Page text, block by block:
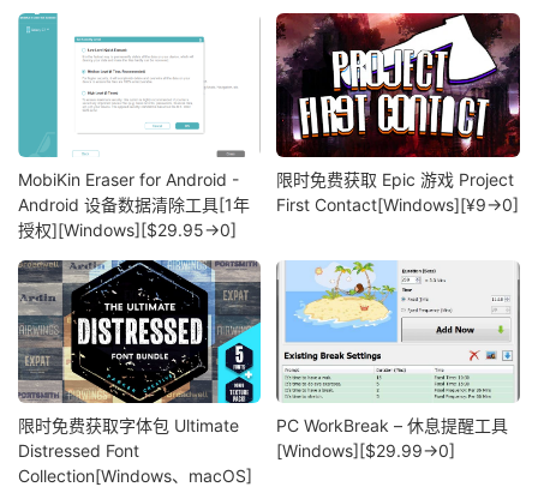
MobiKin Eraser for Android -
Android 设备数据清除工具[1年
授权][Windows][$29.95→0]
限时免费获取 Epic 游戏 Project
First Contact[Windows][¥9→0]
限时免费获取字体包 Ultimate
Distressed Font
Collection[Windows、macOS]
PC WorkBreak – 休息提醒工具
[Windows][$29.99→0]